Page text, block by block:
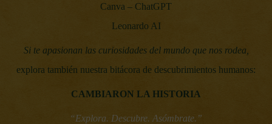
Canva – ChatGPT
Leonardo AI
Si te apasionan las curiosidades del mundo que nos rodea,
explora también nuestra bitácora de descubrimientos humanos:
CAMBIARON LA HISTORIA
“Explora. Descubre. Asómbrate.”